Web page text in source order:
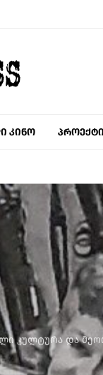
კინო პროექტი
კულტურა და